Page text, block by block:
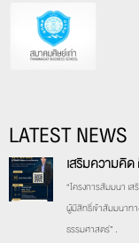
LATEST NEWS
เสริมความคิ
“โครงการสัมมนา
ผู้มีสิทธิ์เข้าสัมมนาท
ธรรมศาสตร์” .